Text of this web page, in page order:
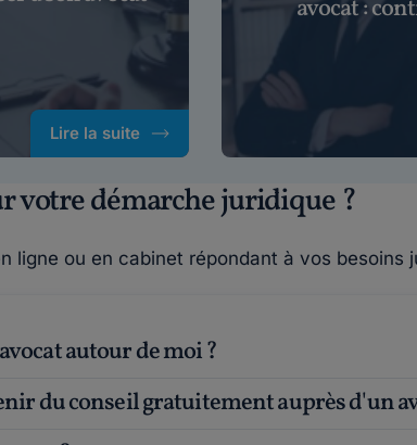
Lire la suite
avocat :
votre démarche juridique ?
ligne ou en cabinet répondant à vos besoins
autour de moi ?
du conseil gratuitement auprès d'un